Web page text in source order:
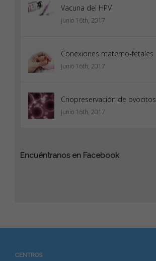
Vacuna del HPV
junio 16th, 2017
Conexiones materno-fetales
junio 16th, 2017
Criopreservación de ovocitos
junio 16th, 2017
Encuéntranos en Facebook
CENTROS